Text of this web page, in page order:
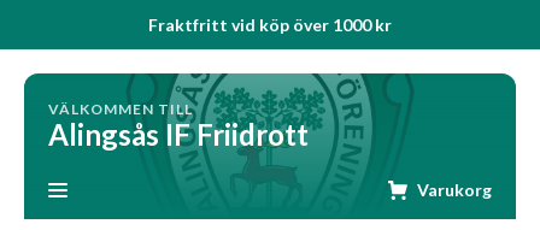
Fraktfritt vid köp över 1000 kr
VÄLKOMMEN TILL
Alingsås IF Friidrott
Varukorg